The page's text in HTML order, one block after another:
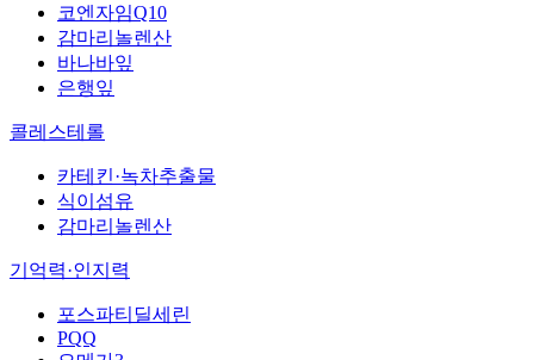
코엔자임Q10
감마리놀렌산
바나바잎
은행잎
콜레스테롤
카테킨·녹차추출물
식이섬유
감마리놀렌산
기억력·인지력
포스파티딜세린
PQQ